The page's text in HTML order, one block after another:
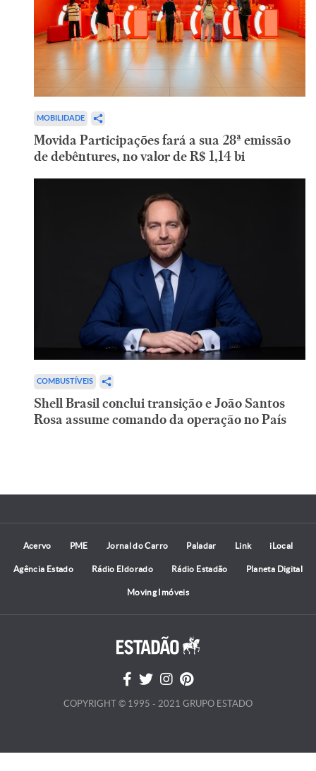
MOBILIDADE
Movida Participações fará a sua 28ª emissão
de debêntures, no valor de R$ 1,14 bi
COMBUSTÍVEIS
Shell Brasil conclui transição e João Santos
Rosa assume comando da operação no País
Acervo PME Jornal do Carro Paladar Link iLocal
Agência Estado Rádio Eldorado Rádio Estadão Planeta Digital
Moving Imóveis
COPYRIGHT © 1995 - 2021 GRUPO ESTADO